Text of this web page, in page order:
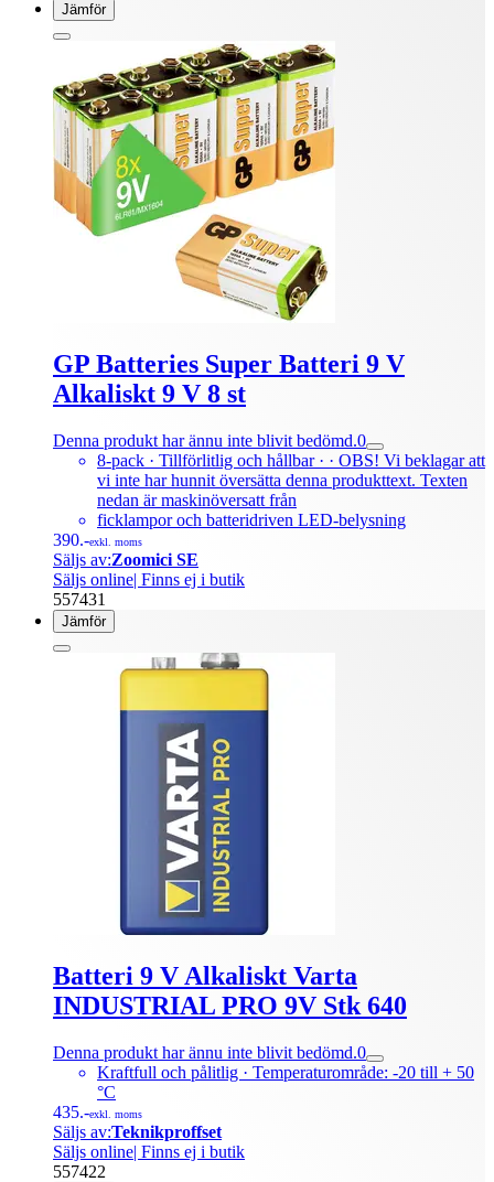
Jämför
GP Batteries Super Batteri 9 V
Alkaliskt 9 V 8 st
Denna produkt har ännu inte blivit bedömd.0
8-pack · Tillförlitlig och hållbar · · OBS! Vi beklagar att
vi inte har hunnit översätta denna produkttext. Texten
nedan är maskinöversatt från
ficklampor och batteridriven LED-belysning
390.-exkl. moms
Säljs av:Zoomici SE
Säljs online| Finns ej i butik
557431
Jämför
Batteri 9 V Alkaliskt Varta
INDUSTRIAL PRO 9V Stk 640
Denna produkt har ännu inte blivit bedömd.0
Kraftfull och pålitlig · Temperaturområde: -20 till + 50
°C
435.-exkl. moms
Säljs av:Teknikproffset
Säljs online| Finns ej i butik
557422